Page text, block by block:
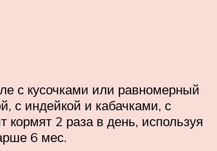
с кусочками или равномерный
с индейкой и кабачками, с
кормят 2 раза в день, используя
6 мес.